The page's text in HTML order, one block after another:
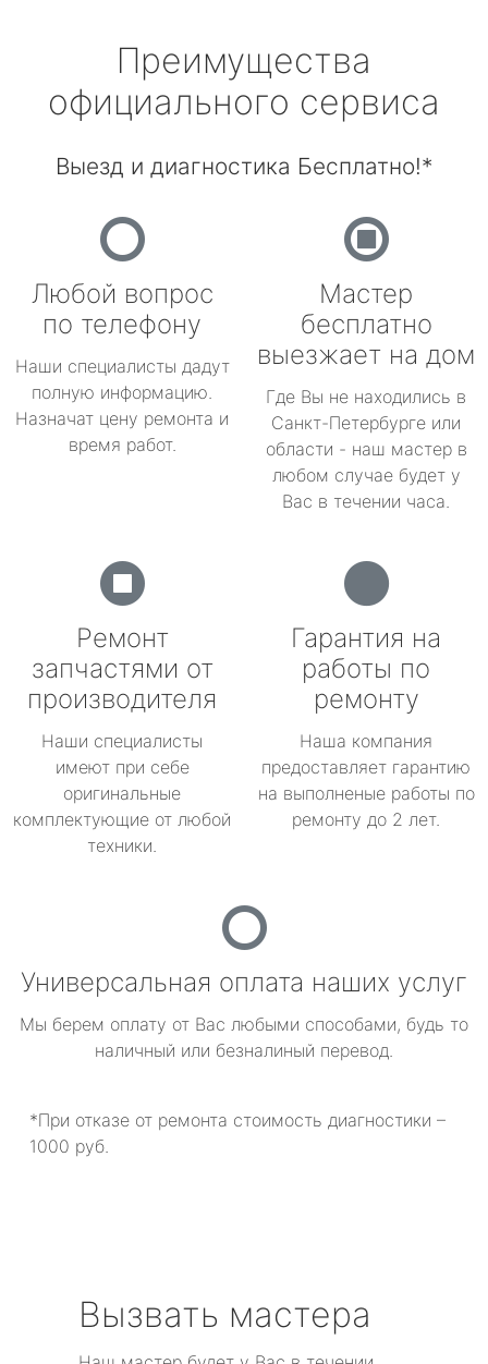
Преимущества
официального сервиса
Выезд и диагностика Бесплатно!*
Любой вопрос
по телефону
Наши специалисты дадут
полную информацию.
Назначат цену ремонта и
время работ.
Мастер
бесплатно
выезжает на дом
Где Вы не находились в
Санкт-Петербурге или
области - наш мастер в
любом случае будет у
Вас в течении часа.
Ремонт
запчастями от
производителя
Наши специалисты
имеют при себе
оригинальные
комплектующие от любой
техники.
Гарантия на
работы по
ремонту
Наша компания
предоставляет гарантию
на выполненые работы по
ремонту до 2 лет.
Универсальная оплата наших услуг
Мы берем оплату от Вас любыми способами, будь то
наличный или безналиный перевод.
*При отказе от ремонта стоимость диагностики –
1000 руб.
Вызвать мастера